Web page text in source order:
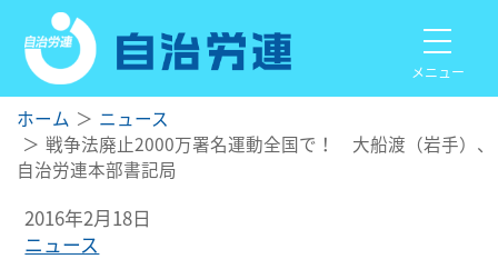
メニュー
ホーム
ニュース
戦争法廃止2000万署名運動全国で！ 大船渡（岩手）、
自治労連本部書記局
2016年2月18日
ニュース